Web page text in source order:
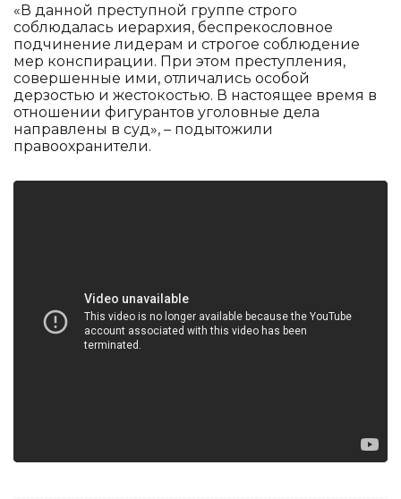
«В данной преступной группе строго
соблюдалась иерархия, беспрекословное
подчинение лидерам и строгое соблюдение
мер конспирации. При этом преступления,
совершенные ими, отличались особой
дерзостью и жестокостью. В настоящее время в
отношении фигурантов уголовные дела
направлены в суд», – подытожили
правоохранители.